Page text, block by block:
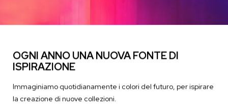
OGNI ANNO UNA NUOVA FONTE DI
ISPIRAZIONE
Immaginiamo quotidianamente i colori del futuro, per ispirare
la creazione di nuove collezioni.